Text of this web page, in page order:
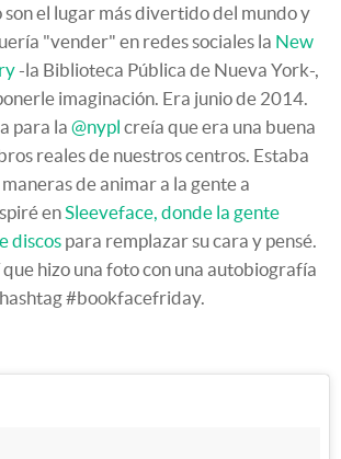
son el lugar más divertido del mundo y
"vender" en redes sociales la New
-la Biblioteca Pública de Nueva York-,
imaginación. Era junio de 2014.
para la @nypl creía que era una buena
reales de nuestros centros. Estaba
de animar a la gente a
enSleeveface, donde la gente
discos para remplazar su cara y pensé.
que hizo una foto con una autobiografía
#bookfacefriday.